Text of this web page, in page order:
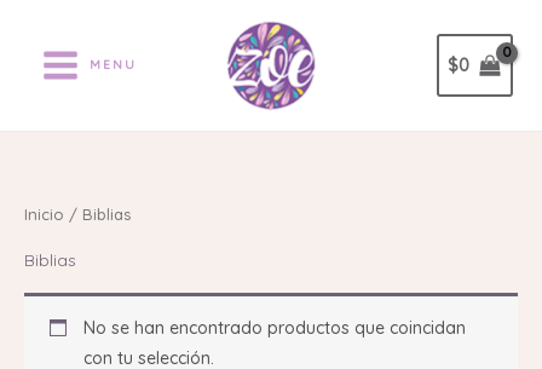
contenido
MENU $0
Inicio / Biblias
Biblias
No se han encontrado productos que coincidan
con tu selección.